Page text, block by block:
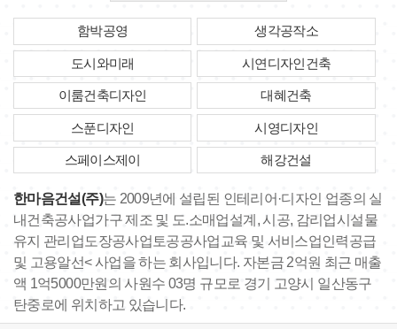
함박공영 생각공작소
도시와미래 시연디자인건축
이룸건축디자인 대혜건축
스푼디자인 시영디자인
스페이스제이 해강건설
한마음건설(주)는 2009년에 설립된 인테리어·디자인 업종의 실
내건축공사업가구 제조 및 도.소매업설계, 시공, 감리업시설물
유지 관리업도장공사업토공공사업교육 및 서비스업인력공급
및 고용알선< 사업을 하는 회사입니다. 자본금 2억원 최근 매출
액 1억5000만원의 사원수 03명 규모로 경기 고양시 일산동구
탄중로에 위치하고 있습니다.